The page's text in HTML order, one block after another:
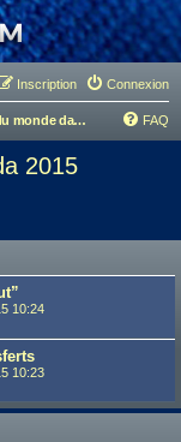
Connexion
Inscription
Coupe du monde dames - Canada 2015 FAQ
2015
10:24
10:23